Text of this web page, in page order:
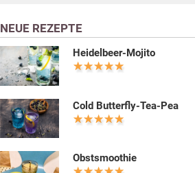
NEUE REZEPTE
Heidelbeer-Mojito
Cold Butterfly-Tea-Pea
Obstsmoothie